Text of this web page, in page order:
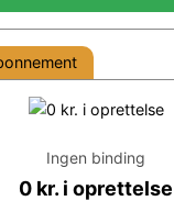
Ingen binding
0 kr. i oprettelse